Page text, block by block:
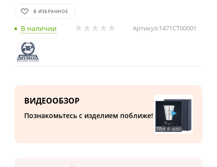
В ИЗБРАННОЕ
В наличии Артикул:1471СТ00001
ВИДЕООБЗОР
Познакомьтесь с изделием поближе!
ВИДЕО